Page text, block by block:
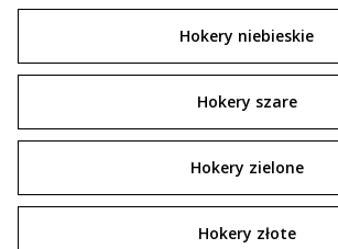
Hokery niebieskie
Hokery szare
Hokery zielone
Hokery złote